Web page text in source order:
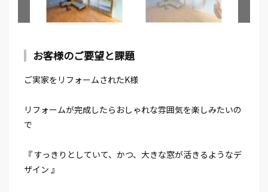
お客様のご要望と課題
ご実家をリフォームされたK様
リフォームが完成したらおしゃれな雰囲気を楽しみたいの
で
『 すっきりとしていて、かつ、大きな窓が活きるようなデ
ザイン 』